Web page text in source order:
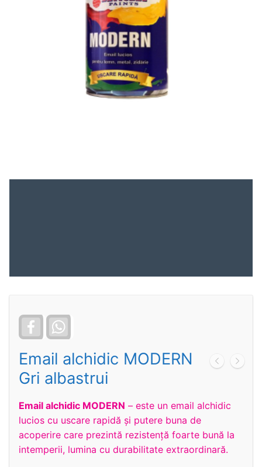
Facebook
Email alchidic MODERN
Gri albastrui
Email alchidic MODERN – este un email alchidic
lucios cu uscare rapidă și putere buna de
acoperire care prezintă rezistență foarte bună la
intemperii, lumina cu durabilitate extraordinară.